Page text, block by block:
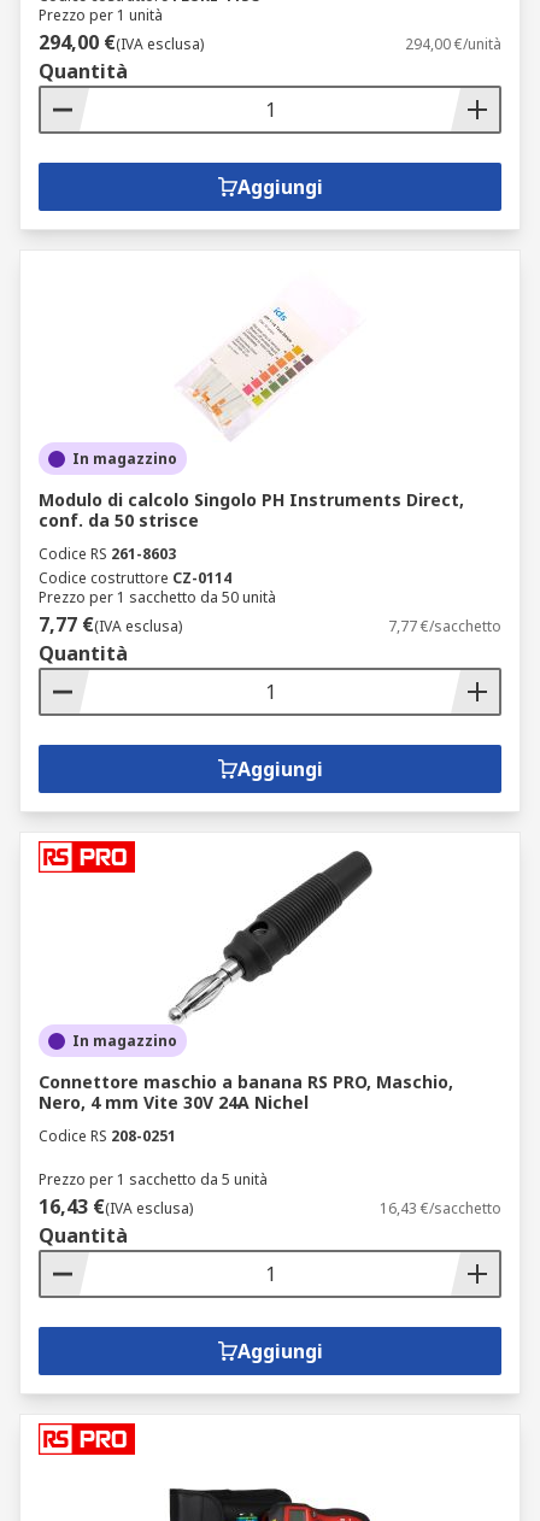
Prezzo per 1 unità
294,00 €(IVA esclusa) 294,00 €/unità
Quantità
Aggiungi
In magazzino
Modulo di calcolo Singolo PH Instruments Direct,
conf. da 50 strisce
Codice RS 261-8603
Codice costruttore CZ-0114
Prezzo per 1 sacchetto da 50 unità
7,77 €(IVA esclusa) 7,77 €/sacchetto
Quantità
Aggiungi
In magazzino
Connettore maschio a banana RS PRO, Maschio,
Nero, 4 mm Vite 30V 24A Nichel
Codice RS 208-0251
Prezzo per 1 sacchetto da 5 unità
16,43 €(IVA esclusa) 16,43 €/sacchetto
Quantità
Aggiungi